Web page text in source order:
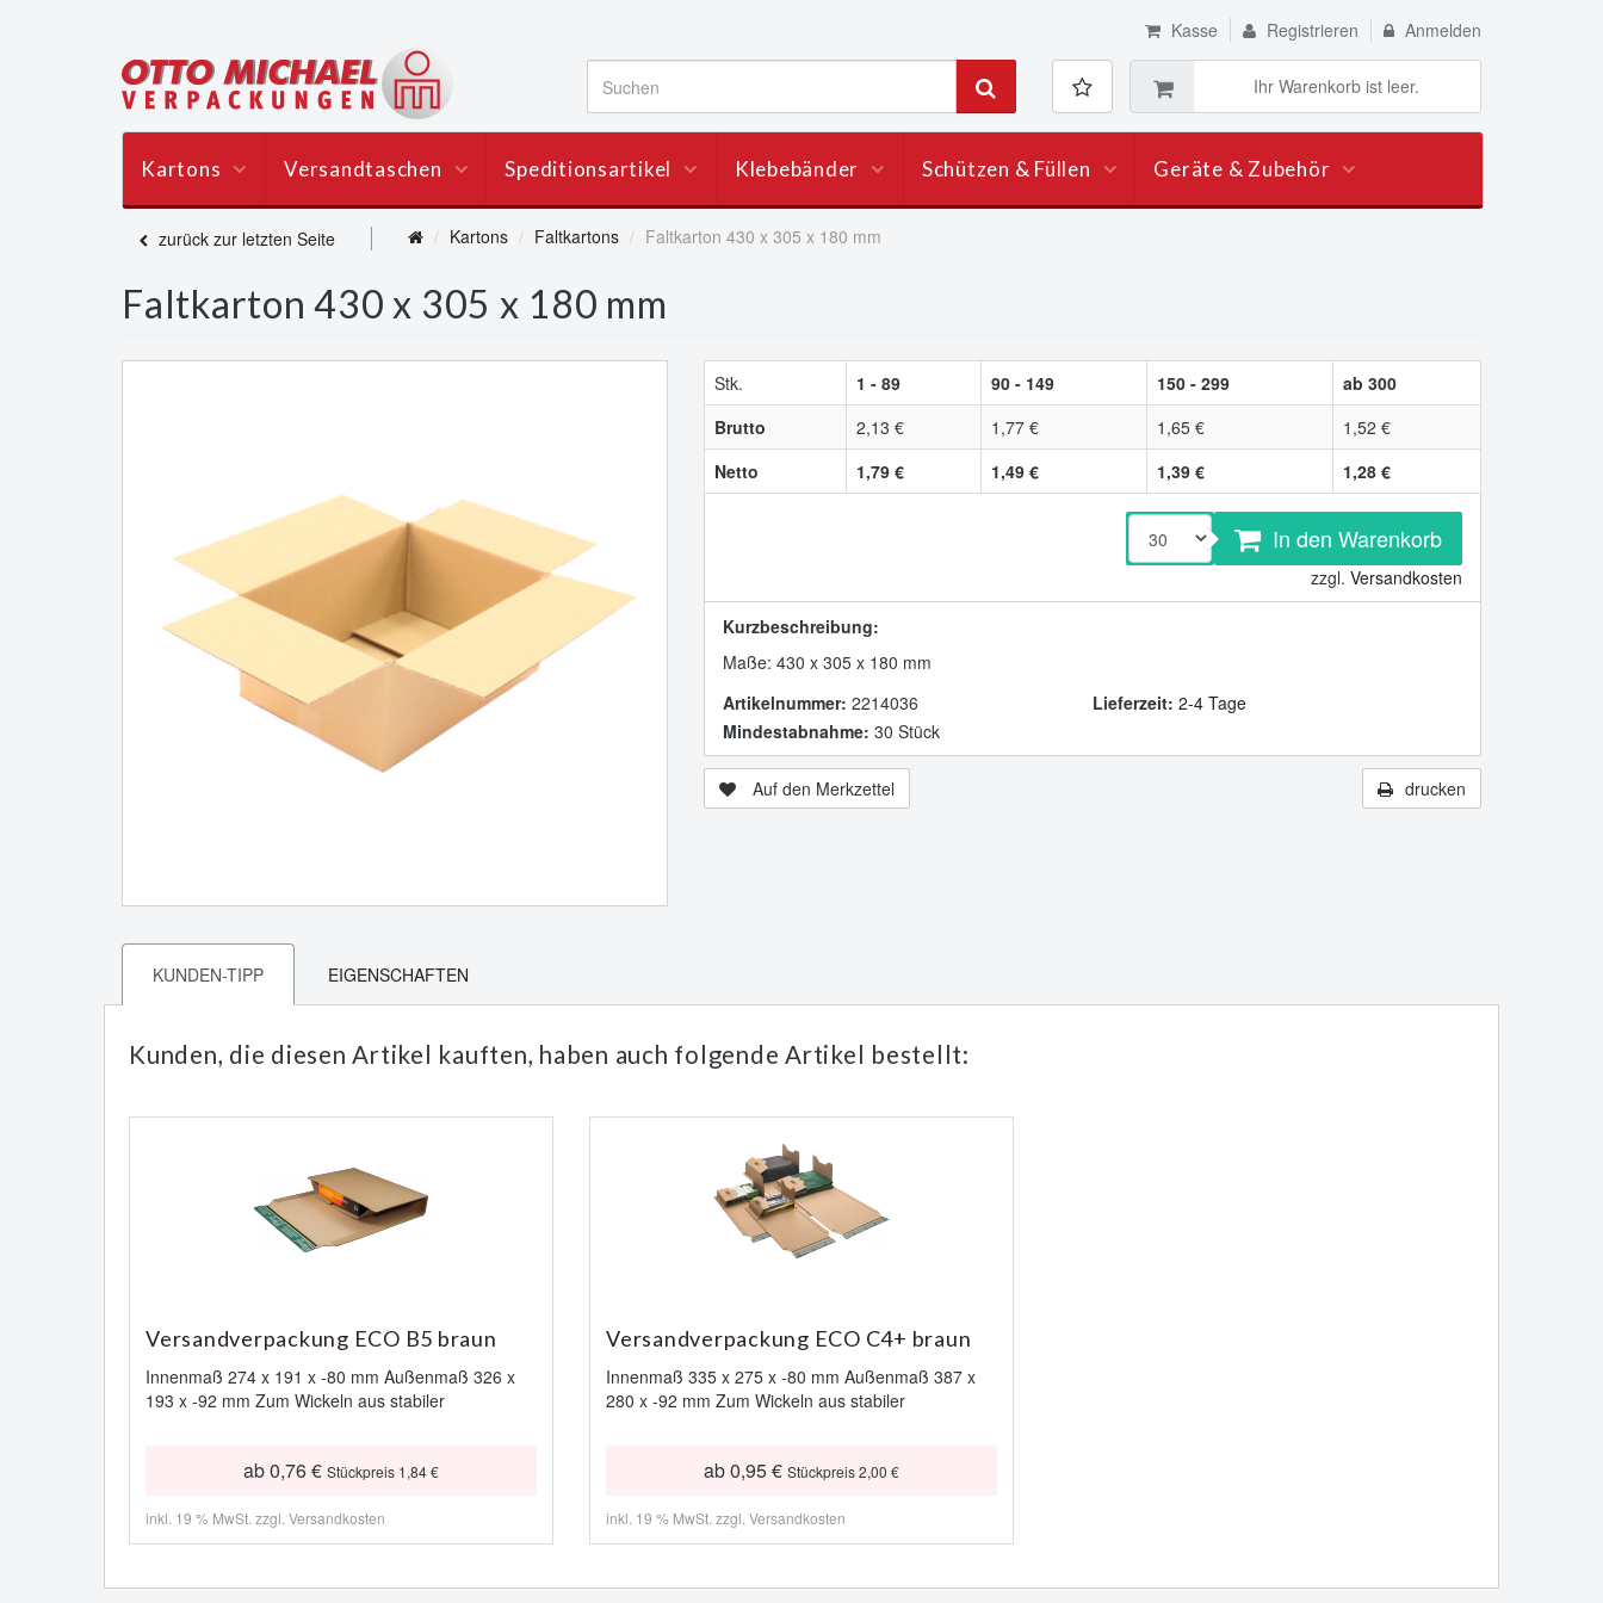
Kasse Registrieren Anmelden
Ihr Warenkorb ist leer.
Kartons Versandtaschen Speditionsartikel Klebebänder Schützen & Füllen Geräte & Zubehör
zurück zur letzten Seite Kartons Faltkartons Faltkarton 430 x 305 x 180 mm
Faltkarton 430 x 305 x 180 mm
Stk. 1 - 89 90 - 149 150 - 299
ab 300
Brutto
2,13 € 1,77 € 1,65 €
1,52 €
Netto
1,79 € 1,49 € 1,39 € 1,28 €
In den Warenkorb
zzgl. Versandkosten
Kurzbeschreibung:
Maße: 430 x 305 x 180 mm
Artikelnummer: 2214036 Lieferzeit: 2-4 Tage
Mindestabnahme: 30 Stück
Auf den Merkzettel drucken
KUNDEN-TIPP EIGENSCHAFTEN
Kunden, die diesen Artikel kauften, haben auch folgende Artikel bestellt:
Versandverpackung ECO B5 braun
Innenmaß 274 x 191 x -80 mm Außenmaß 326 x
193 x -92 mm Zum Wickeln aus stabiler
ab 0,76 € Stückpreis 1,84 €
inkl. 19 % MwSt. zzgl. Versandkosten
Versandverpackung ECO C4+ braun
Innenmaß 335 x 275 x -80 mm Außenmaß 387 x
280 x -92 mm Zum Wickeln aus stabiler
ab 0,95 € Stückpreis 2,00 €
inkl. 19 % MwSt. zzgl. Versandkosten